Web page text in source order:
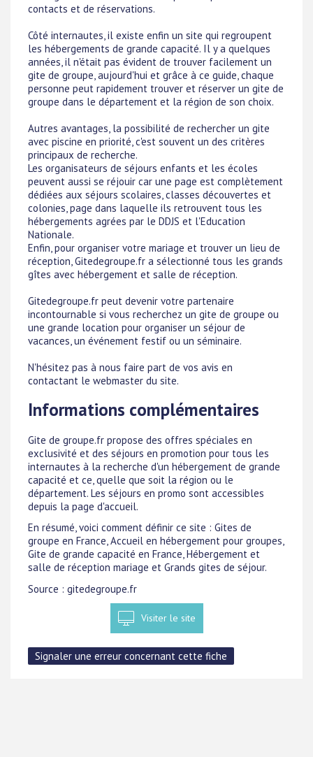
contacts et de réservations.
Côté internautes, il existe enfin un site qui regroupent
les hébergements de grande capacité. Il y a quelques
années, il n'était pas évident de trouver facilement un
gite de groupe, aujourd'hui et grâce à ce guide, chaque
personne peut rapidement trouver et réserver un gite de
groupe dans le département et la région de son choix.
Autres avantages, la possibilité de rechercher un gite
avec piscine en priorité, c'est souvent un des critères
principaux de recherche.
Les organisateurs de séjours enfants et les écoles
peuvent aussi se réjouir car une page est complètement
dédiées aux séjours scolaires, classes découvertes et
colonies, page dans laquelle ils retrouvent tous les
hébergements agrées par le DDJS et l'Education
Nationale.
Enfin, pour organiser votre mariage et trouver un lieu de
réception, Gitedegroupe.fr a sélectionné tous les grands
gîtes avec hébergement et salle de réception.
Gitedegroupe.fr peut devenir votre partenaire
incontournable si vous recherchez un gite de groupe ou
une grande location pour organiser un séjour de
vacances, un événement festif ou un séminaire.
N'hésitez pas à nous faire part de vos avis en
contactant le webmaster du site.
Informations complémentaires
Gite de groupe.fr propose des offres spéciales en
exclusivité et des séjours en promotion pour tous les
internautes à la recherche d'un hébergement de grande
capacité et ce, quelle que soit la région ou le
département. Les séjours en promo sont accessibles
depuis la page d'accueil.
En résumé, voici comment définir ce site : Gites de
groupe en France, Accueil en hébergement pour groupes,
Gite de grande capacité en France, Hébergement et
salle de réception mariage et Grands gites de séjour.
Source : gitedegroupe.fr
Visiter le site